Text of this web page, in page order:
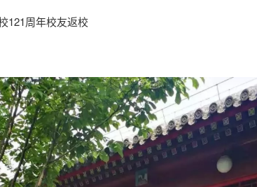
121周年校友返校